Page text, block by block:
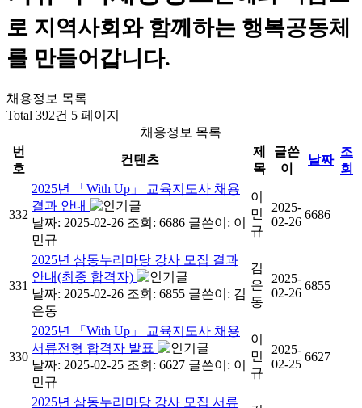
로 지역사회와 함께하는 행복공동체
를 만들어갑니다.
채용정보 목록
Total 392건 5 페이지
채용정보 목록
번
호
컨텐츠
제
목
글쓴
이
날짜
조
회
332
2025년 「With Up」 교육지도사 채용
결과 안내
날짜: 2025-02-26 조회: 6686 글쓴이: 이
민규
이
민
규
2025-
02-26
6686
331
2025년 삼동누리마당 강사 모집 결과
안내(최종 합격자)
날짜: 2025-02-26 조회: 6855 글쓴이: 김
은동
김
은
동
2025-
02-26
6855
330
2025년 「With Up」 교육지도사 채용
서류전형 합격자 발표
날짜: 2025-02-25 조회: 6627 글쓴이: 이
민규
이
민
규
2025-
02-25
6627
2025년 삼동누리마당 강사 모집 서류